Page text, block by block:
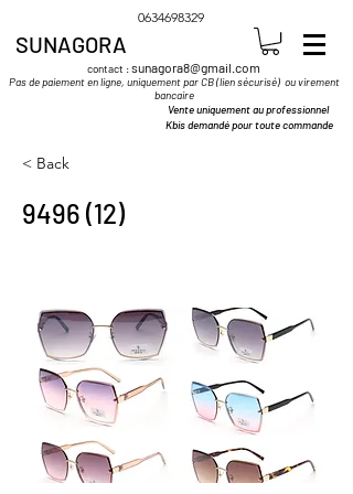
0634698329
SUNAGORA
contact :sunagora8@gmail.com
Pas de paiement en ligne, uniquement par CB (lien sécurisé) ou virement
bancaire
Vente uniquement au professionnel
Kbis demandé pour toute commande
< Back
9496 (12)